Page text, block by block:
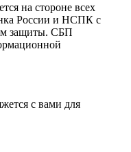
на стороне всех
России и НСПК с
защиты. СБП
с вами для